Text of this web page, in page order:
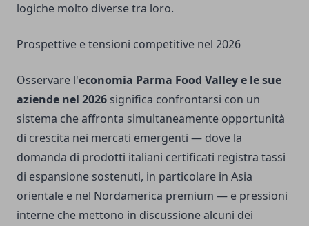
logiche molto diverse tra loro.
Prospettive e tensioni competitive nel 2026
Osservare l'economia Parma Food Valley e le sue
aziende nel 2026 significa confrontarsi con un
sistema che affronta simultaneamente opportunità
di crescita nei mercati emergenti — dove la
domanda di prodotti italiani certificati registra tassi
di espansione sostenuti, in particolare in Asia
orientale e nel Nordamerica premium — e pressioni
interne che mettono in discussione alcuni dei